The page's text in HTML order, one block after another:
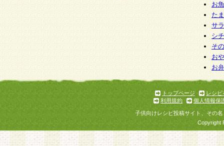
お
た
サ
シ
そ
お
お
トップページ
レシピ
利用規約
個人情報保
子供向けレシピ投稿サイト、その
Copyright